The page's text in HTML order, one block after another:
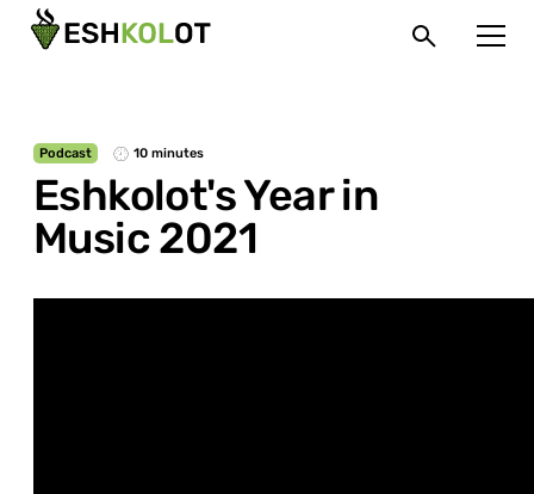
Eshkolot's Year in
Music 2021
Podcast 10 minutes